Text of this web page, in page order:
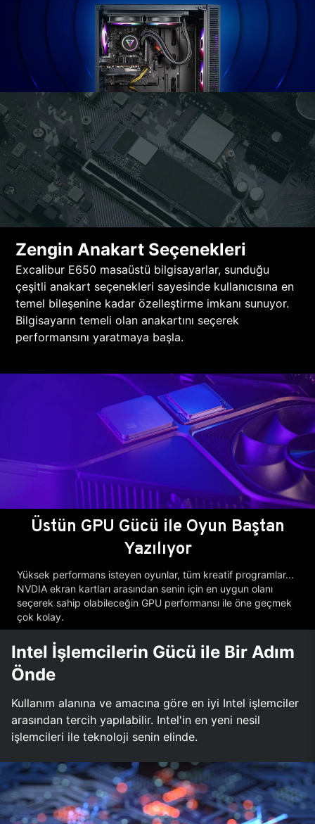
Zengin Anakart Seçenekleri
Excalibur E650 masaüstü bilgisayarlar, sunduğu
çeşitli anakart seçenekleri sayesinde kullanıcısına en
temel bileşenine kadar özelleştirme imkanı sunuyor.
Bilgisayarın temeli olan anakartını seçerek
performansını yaratmaya başla.
Üstün GPU Gücü ile Oyun Baştan
Yazılıyor
Yüksek performans isteyen oyunlar, tüm kreatif programlar...
NVDIA ekran kartları arasından senin için en uygun olanı
seçerek sahip olabileceğin GPU performansı ile öne geçmek
çok kolay.
Intel İşlemcilerin Gücü ile Bir Adım
Önde
Kullanım alanına ve amacına göre en iyi Intel işlemciler
arasından tercih yapılabilir. Intel'in en yeni nesil
işlemcileri ile teknoloji senin elinde.